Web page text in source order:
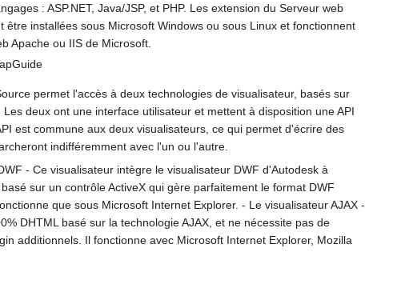
: ASP.NET, Java/JSP, et PHP. Les extension du Serveur web
être installées sous Microsoft Windows ou sous Linux et fonctionnent
Apache ou IIS de Microsoft.
permet l'accès à deux technologies de visualisateur, basés sur
Les deux ont une interface utilisateur et mettent à disposition une API
est commune aux deux visualisateurs, ce qui permet d'écrire des
indifféremment avec l'un ou l'autre.
- Ce visualisateur intègre le visualisateur DWF d'Autodesk à
sur un contrôle ActiveX qui gère parfaitement le format DWF
que sous Microsoft Internet Explorer. - Le visualisateur AJAX -
DHTML basé sur la technologie AJAX, et ne nécessite pas de
additionnels. Il fonctionne avec Microsoft Internet Explorer, Mozilla